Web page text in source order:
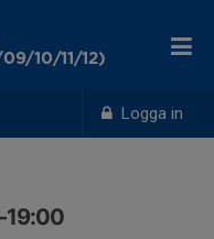
Logga in
10/11/12)
19:00